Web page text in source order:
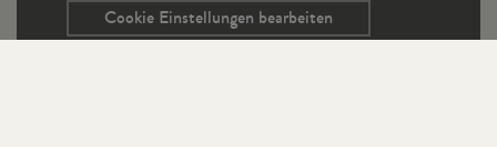
Cookie Einstellungen bearbeiten